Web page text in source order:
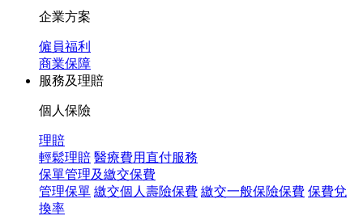
企業方案
僱員福利
商業保障
服務及理賠
個人保險
理賠
輕鬆理賠 醫療費用直付服務
保單管理及繳交保費
管理保單 繳交個人壽險保費 繳交一般保險保費 保費兌
換率